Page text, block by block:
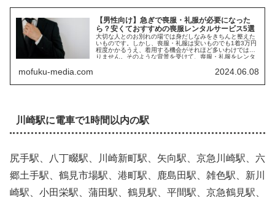
【男性向け】急ぎで喪服・礼服が必要になった
ら？安くておすすめの喪服レンタルサービス5選
大切な人とのお別れの場では身だしなみをきちんと整えた
いものです。しかし、喪服・礼服は安いものでも1着3万円
程度かかるうえ、着用する機会がそれほど多いわけではあ
りません。そのような背景を受けて、喪服・礼服をレンタ
mofuku-media.com 2024.06.08
川崎駅に電車で1時間以内の駅
尻手駅、八丁畷駅、川崎新町駅、矢向駅、京急川崎駅、六
郷土手駅、鶴見市場駅、港町駅、鹿島田駅、雑色駅、新川
崎駅、小田栄駅、蒲田駅、鶴見駅、平間駅、京急鶴見駅、